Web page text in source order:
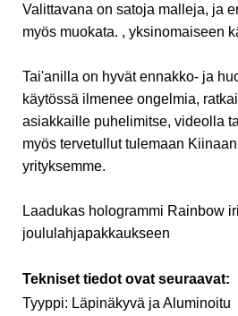
Valittavana on satoja malleja, ja
myös muokata. , yksinomaiseen
Tai'anilla on hyvät ennakko- ja
käytössä ilmenee ongelmia,
asiakkaille puhelimitse, videolla
myös tervetullut tulemaan
yrityksemme.
Laadukas hologrammi Rainbow
joululahjapakkaukseen
Tekniset tiedot ovat seuraavat:
Tyyppi: Läpinäkyvä ja Aluminoitu